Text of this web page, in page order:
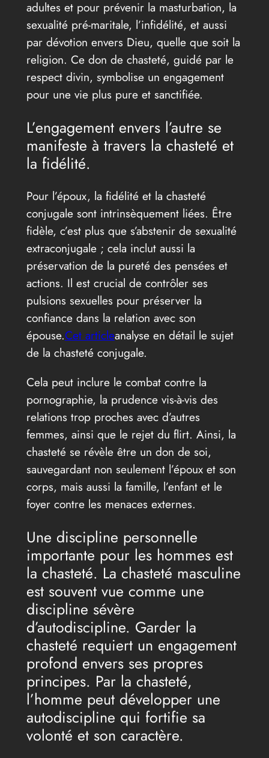
adultes et pour prévenir la masturbation, la
sexualité pré-maritale, l’infidélité, et aussi
par dévotion envers Dieu, quelle que soit la
religion. Ce don de chasteté, guidé par le
respect divin, symbolise un engagement
pour une vie plus pure et sanctifiée.
L’engagement envers l’autre se
manifeste à travers la chasteté et
la fidélité.
Pour l’époux, la fidélité et la chasteté
conjugale sont intrinsèquement liées. Être
fidèle, c’est plus que s’abstenir de sexualité
extraconjugale ; cela inclut aussi la
préservation de la pureté des pensées et
actions. Il est crucial de contrôler ses
pulsions sexuelles pour préserver la
confiance dans la relation avec son
épouse.Cet articleanalyse en détail le sujet
de la chasteté conjugale.
Cela peut inclure le combat contre la
pornographie, la prudence vis-à-vis des
relations trop proches avec d’autres
femmes, ainsi que le rejet du flirt. Ainsi, la
chasteté se révèle être un don de soi,
sauvegardant non seulement l’époux et son
corps, mais aussi la famille, l’enfant et le
foyer contre les menaces externes.
Une discipline personnelle
importante pour les hommes est
la chasteté. La chasteté masculine
est souvent vue comme une
discipline sévère
d’autodiscipline. Garder la
chasteté requiert un engagement
profond envers ses propres
principes. Par la chasteté,
l’homme peut développer une
autodiscipline qui fortifie sa
volonté et son caractère.